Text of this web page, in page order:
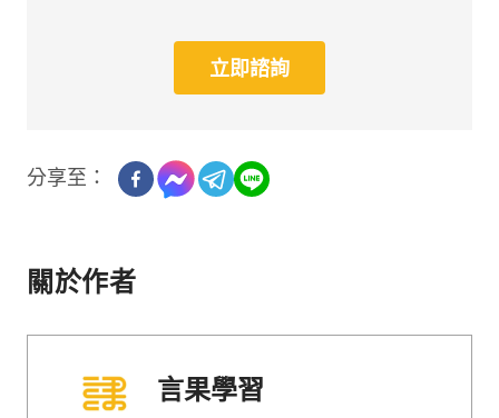
立即諮詢
分享至：
關於作者
言果學習